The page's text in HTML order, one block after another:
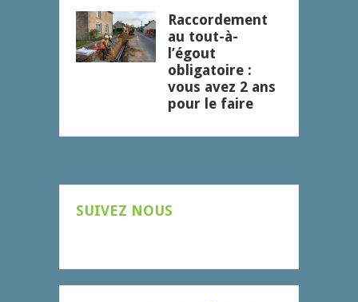
Raccordement
au tout-à-
l’égout
obligatoire :
vous avez 2 ans
pour le faire
SUIVEZ NOUS